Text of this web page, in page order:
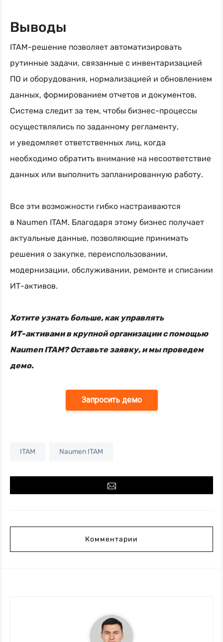
Выводы
ITAM-решение позволяет автоматизировать
рутинные задачи, связанные с инвентаризацией
ПО и оборудования, нормализацией и обновлением
данных, формированием отчетов и документов.
Система следит за тем, чтобы бизнес-процессы
осуществлялись по заданному регламенту,
и уведомляет ответственных лиц, когда
необходимо обратить внимание на несоответствие
данных или выполнить запланированную работу.
Все эти возможности гибко настраиваются
в Naumen ITAM. Благодаря этому бизнес получает
актуальные данные, позволяющие принимать
решения о закупке, переиспользовании,
модернизации, обслуживании, ремонте и списании
ИТ-активов.
Хотите узнать больше, как управлять
ИТ-активамив крупной организации с помощью
Naumen ITAM? Оставьте заявку, и мы проведем
демо.
Запросить демо
ITAM Naumen ITAM
Комментарии